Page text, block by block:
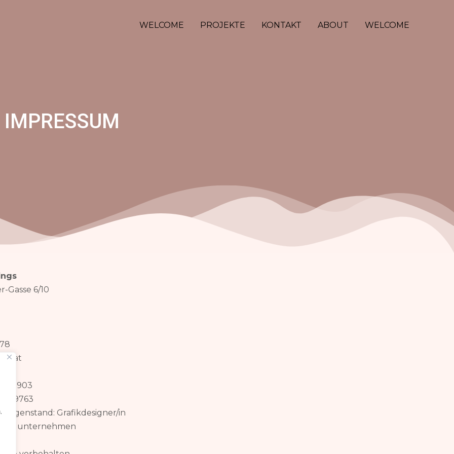
WELCOME PROJEKTE KONTAKT ABOUT WELCOME
IMPRESSUM
Gasse 6/10
9763
Grafikdesigner/in